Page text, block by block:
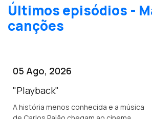
Últimos episódios -
canções
05 Ago, 2026
"Playback"
A história menos conhecida e a música